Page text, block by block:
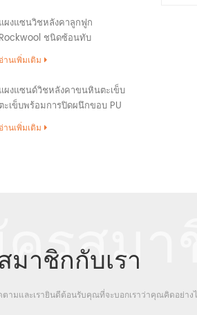
แผงแซนวิชหลังคาลูกฟูก
Rockwool ชนิดซ้อนทับ
อ่านเพิ่มเติม
แผงแซนด์วิชหลังคาขนหินตะเข็บ
ตะเข็บพร้อมการปิดผนึกขอบ PU
อ่านเพิ่มเติม
รสมาชิ
าชิกกับเรา
ามและเรายินดีต้อนรับคุณที่จะบอกเราว่าคุณคิดอย่าง